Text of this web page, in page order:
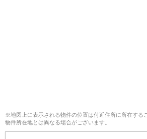
※地図上に表示される物件の位置は付近住所に所在する
物件所在地とは異なる場合がございます。